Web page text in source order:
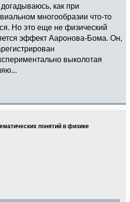
как при
многообразии что-то
Но это еще не физический
эффект Ааронова-Бома. Он,
выколотая
понятий в физике